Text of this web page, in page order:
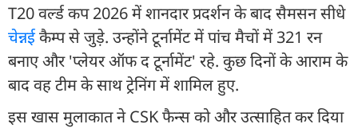
T20 वर्ल्ड कप 2026 में शानदार प्रदर्शन के बाद सैमसन सीधे
चेन्नईकैम्प से जुड़े. उन्होंने टूर्नामेंट में पांच मैचों में 321 रन
बनाए और 'प्लेयर ऑफ द टूर्नामेंट' रहे. कुछ दिनों के आराम के
बाद वह टीम के साथ ट्रेनिंग में शामिल हुए.
इस खास मुलाकात ने CSK फैन्स को और उत्साहित कर दिया